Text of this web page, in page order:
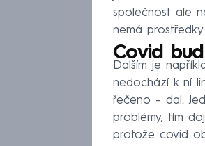
společnost ale
nemá
Covid
Dalším je
nedochází k ní
řečeno – dal.
problémy, tím
protože covid